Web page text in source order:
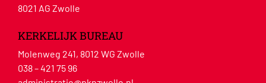
8021 AG Zwolle
KERKELIJK BUREAU
Molenweg 241, 8012 WG Zwolle
038 – 421 75 96